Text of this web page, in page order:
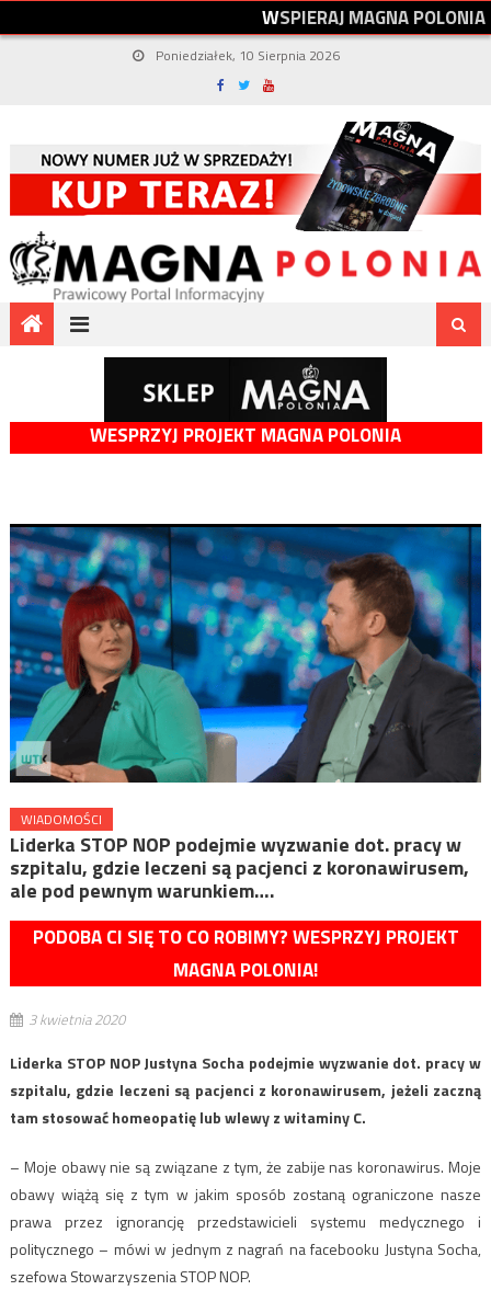
WSPIERAJMAGNAPOLONIA
Poniedziałek, 10 Sierpnia 2026
WESPRZYJ PROJEKT MAGNA POLONIA
WIADOMOŚCI
Liderka STOP NOP podejmie wyzwanie dot. pracy w
szpitalu, gdzie leczeni są pacjenci z koronawirusem,
ale pod pewnym warunkiem….
PODOBA CI SIĘ TO CO ROBIMY? WESPRZYJ PROJEKT
MAGNA POLONIA!
3 kwietnia 2020
Liderka STOP NOP Justyna Socha podejmie wyzwanie dot. pracy w
szpitalu, gdzie leczeni są pacjenci z koronawirusem, jeżeli zaczną
tam stosować homeopatię lub wlewy z witaminy C.
– Moje obawy nie są związane z tym, że zabije nas koronawirus. Moje
obawy wiążą się z tym w jakim sposób zostaną ograniczone nasze
prawa przez ignorancję przedstawicieli systemu medycznego i
politycznego – mówi w jednym z nagrań na facebooku Justyna Socha,
szefowa Stowarzyszenia STOP NOP.